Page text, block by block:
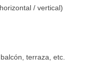
/ vertical)
terraza, etc.